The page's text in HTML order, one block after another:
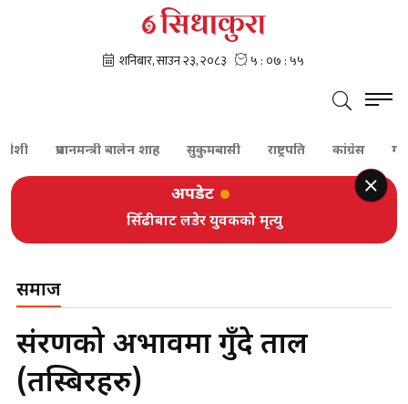
प्रधानमन्त्री बालेन शाह सुकुमबासी राष्ट्रपति कांग्रेस गगन थापा
अपडेट
सिँढीबाट लडेर युवकको मृत्यु
समाज
संरक्षणको अभावमा गुँदे ताल
(तस्बिरहरु)